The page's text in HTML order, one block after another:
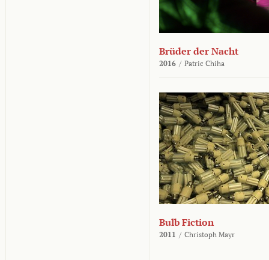
Brüder der Nacht
2016 / Patric Chiha
Bulb Fiction
2011 / Christoph Mayr